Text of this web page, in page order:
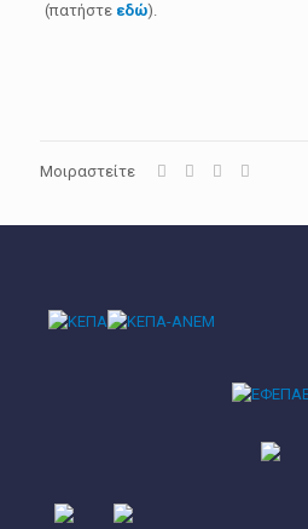
(πατήστε εδώ).
Μοιραστείτε